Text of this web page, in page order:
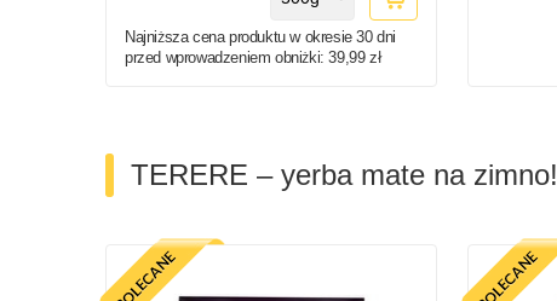
Najniższa cena produktu w okresie 30 dni
przed wprowadzeniem obniżki:39,99 zł
TERERE – yerba mate na zimno!